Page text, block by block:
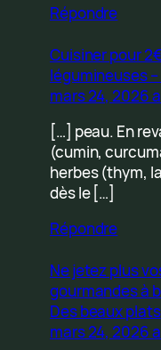
Répondre
Cuisiner pour
légumineuses
mars 24, 2026
[…] peau. En
(cumin,
herbes (thym,
dès le […]
Répondre
Ne jetez plus
gourmandes à
Des beaux plats
mars 24, 2026